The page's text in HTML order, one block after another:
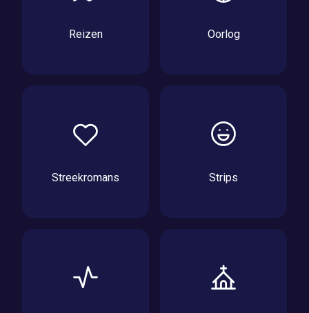
Reizen Oorlog
Streekromans Strips